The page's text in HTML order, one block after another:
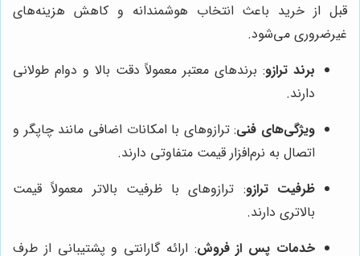
قبل از خرید باعث انتخاب هوشمندانه و کاهش هزینه‌های
غیرضروری می‌شود.
برند ترازو: برندهای معتبر معمولاً دقت بالا و دوام طولانی
دارند.
ویژگی‌های فنی: ترازوهای با امکانات اضافی مانند چاپگر و
اتصال به نرم‌افزار قیمت متفاوتی دارند.
ظرفیت ترازو: ترازوهای با ظرفیت بالاتر معمولاً قیمت
بالاتری دارند.
خدمات پس از فروش: ارائه گارانتی و پشتیبانی از طرف